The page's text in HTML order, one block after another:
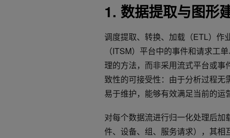
1. 数据提取与图形
调度提取、转换、加载（ETL）作
（ITSM）平台中的事件和请求工
理的方法，而非采用流式平台或
致性的可接受性：由于分析过程
易于维护，能够有效满足当前的运
对每个数据流进行归一化处理后
件、设备、组、服务请求），其相